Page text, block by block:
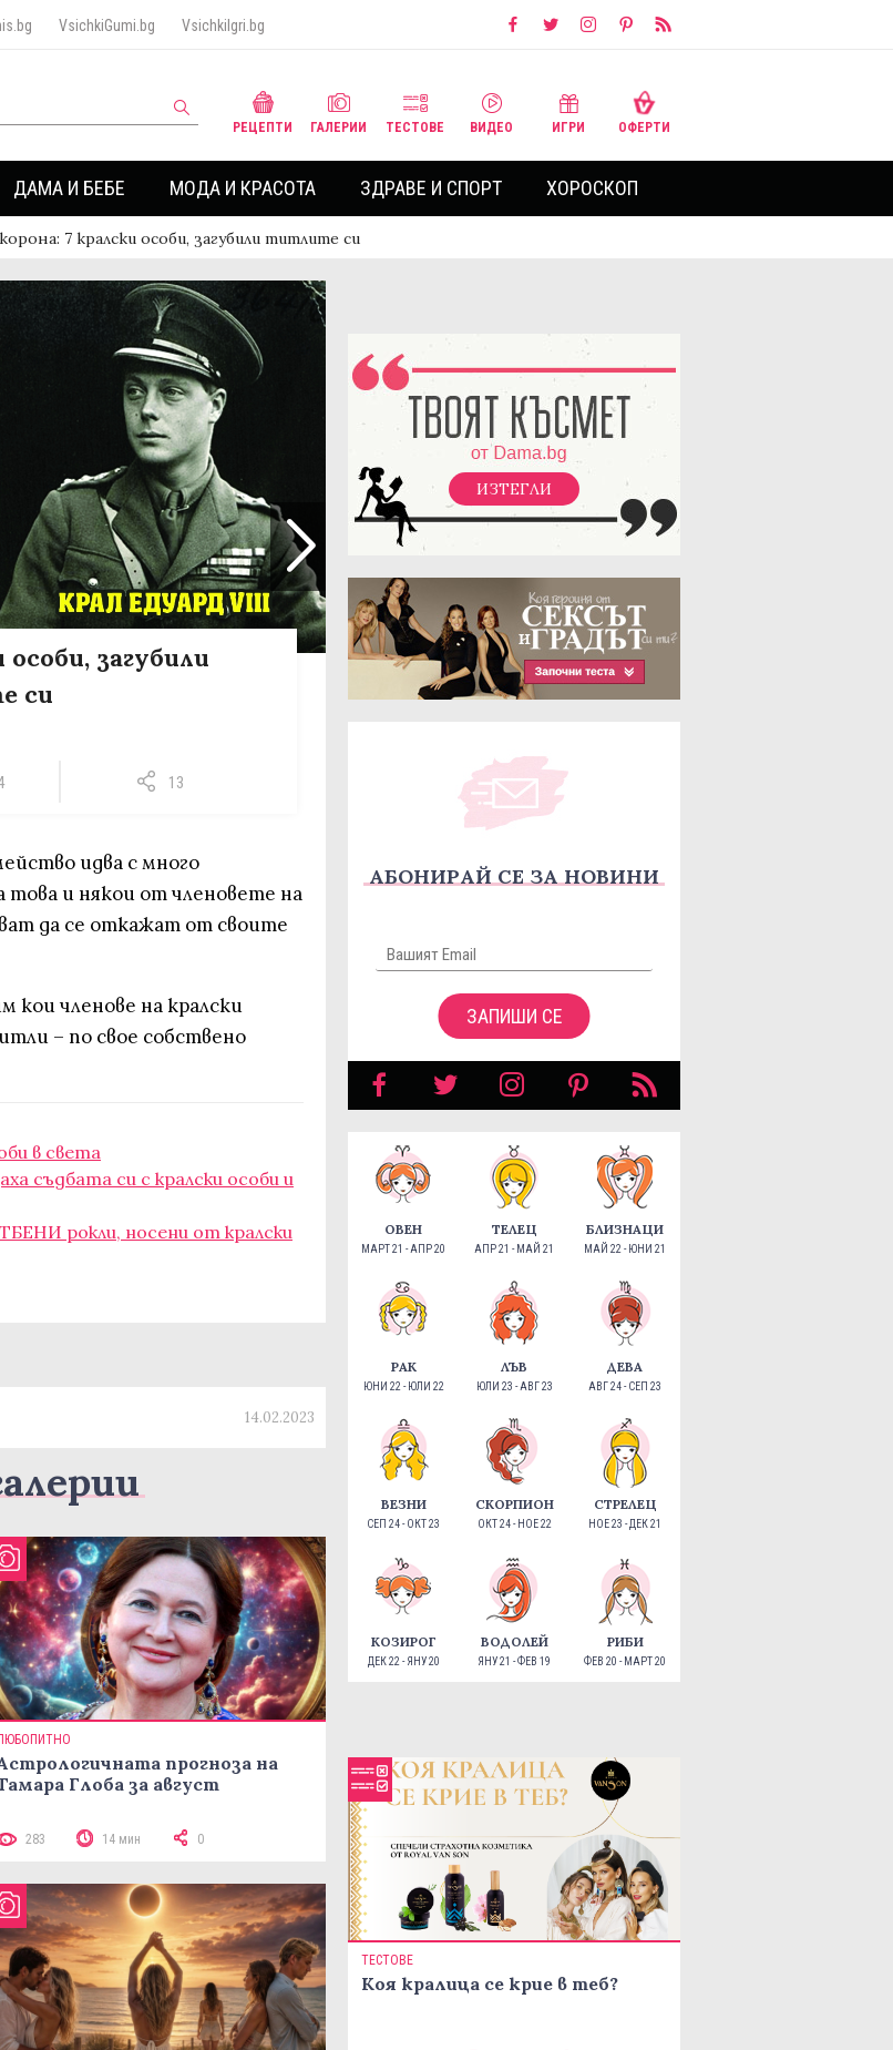
VsichkiGumi.bg VsichkiIgri.bg
РЕЦЕПТИ ГАЛЕРИИ ТЕСТОВЕ ВИДЕО ИГРИ ОФЕРТИ
ДАМА И БЕБЕ МОДА И КРАСОТА ЗДРАВЕ И СПОРТ ХОРОСКОП
7 кралски особи, загубили титлите си
особи, загубили
си
13
идва с много
това и някои от членовете на
да се откажат от своите
кои членове на кралски
– по свое собствено
в света
съдбата си с кралски особи и
рокли, носени от кралски
14.02.2023
прогноза на
Глоба за август
283 14 мин 0
ИЗТЕГЛИ
АБОНИРАЙ СЕ ЗА НОВИНИ
ЗАПИШИ СЕ
ОВЕН
МАРТ 21 - АПР 20
ТЕЛЕЦ
АПР 21 - МАЙ 21
БЛИЗНАЦИ
МАЙ 22 - ЮНИ 21
РАК
ЮНИ 22 - ЮЛИ 22
ЛЪВ
ЮЛИ 23 - АВГ 23
ДЕВА
АВГ 24 - СЕП 23
ВЕЗНИ
СЕП 24 - ОКТ 23
СКОРПИОН
ОКТ 24 - НОЕ 22
СТРЕЛЕЦ
НОЕ 23 - ДЕК 21
КОЗИРОГ
ДЕК 22 - ЯНУ 20
ВОДОЛЕЙ
ЯНУ 21 - ФЕВ 19
РИБИ
ФЕВ 20 - МАРТ 20
ТЕСТОВЕ
Коя кралица се крие в теб?